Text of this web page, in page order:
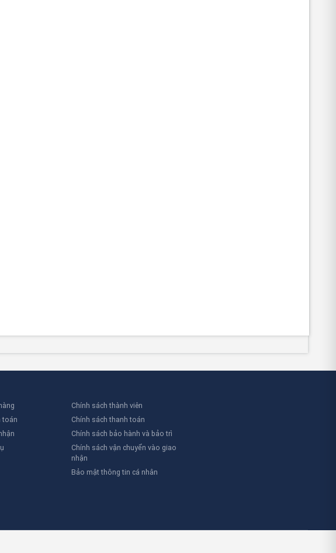
toán
Chính sách thành viên
Chính sách thanh toán
Chính sách bảo hành và bảo trì
Chính sách vận chuyển vào giao
nhận
Bảo mật thông tin cá nhân